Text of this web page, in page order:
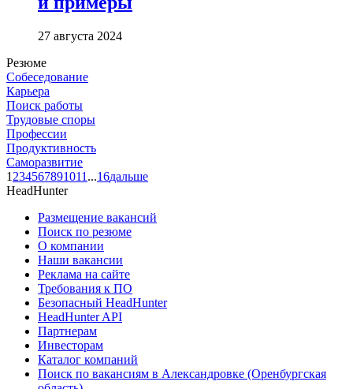
27 августа 2024
Резюме
Собеседование
Карьера
Поиск работы
Трудовые споры
Профессии
Продуктивность
Саморазвитие
1 234567891011 ...16дальше
HeadHunter
Размещение вакансий
Поиск по резюме
О компании
Наши вакансии
Реклама на сайте
Требования к ПО
Безопасный HeadHunter
HeadHunter API
Партнерам
Инвесторам
Каталог компаний
Поиск по вакансиям в Александровке (Оренбургская